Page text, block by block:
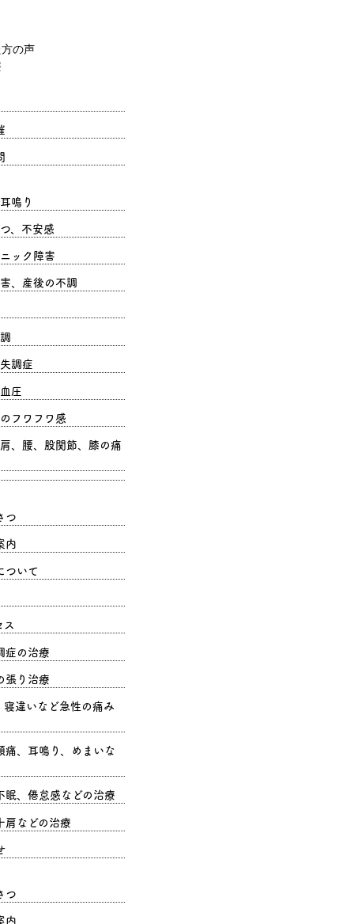
鳴り
、不安感
ック障害
、産後の不調
調症
圧
フワフワ感
、腰、股関節、膝の痛
つ
内
ついて
ス
症の治療
張り治療
寝違いなど急性の痛み
痛、耳鳴り、めまいな
眠、倦怠感などの治療
肩などの治療
つ
内